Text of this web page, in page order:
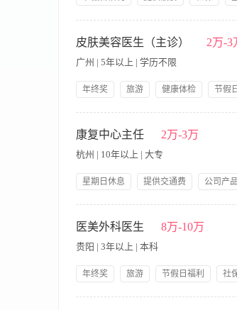
的专业知识及公司产品知识的宣讲。 职位
皮肤美容医生（主诊） 2万-3
广州 | 5年以上 | 学历不限
年终奖 旅游 健康体检 节假
射，激光等各类仪器操作。 任职要求： 1
业，熟悉微整形者优先。 4、良好的职业
利发放+不定时下午茶； 3、入职满一年有
获； 6、每年递增工龄工资，满一年+300/
康复中心主任 2万-3万
杭州 | 10年以上 | 大专
星期日休息 提供交通费 公司产
保工作的准确性，并不断完善以提高服务
及以上学历，有医学/生物学理论基础，
医美外科医生 8万-10万
贵阳 | 3年以上 | 本科
年终奖 旅游 节假日福利 社